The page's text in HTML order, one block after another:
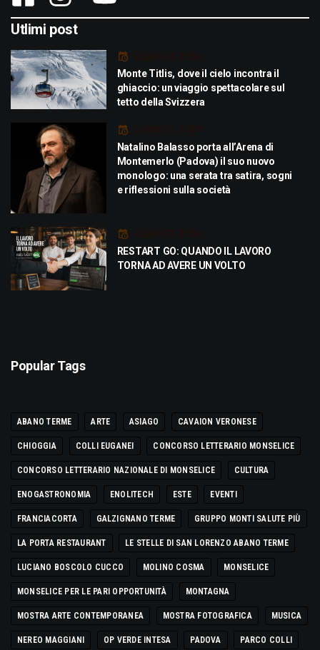
Utlimi post
Luglio 29, 2026
Monte Titlis, dove il cielo incontra il
ghiaccio: un viaggio spettacolare sul
tetto della Svizzera
Luglio 21, 2026
Natalino Balasso porta all’Arena di
Montemerlo (Padova) il suo nuovo
monologo: una serata tra satira, sogni
e riflessioni sulla società
Luglio 21, 2026
RESTART GO: QUANDO IL LAVORO
TORNA AD AVERE UN VOLTO
Popular Tags
ABANO TERME ARTE ASIAGO CAVAION VERONESE
CHIOGGIA COLLI EUGANEI CONCORSO LETTERARIO MONSELICE
CONCORSO LETTERARIO NAZIONALE DI MONSELICE CULTURA
ENOGASTRONOMIA ENOLITECH ESTE EVENTI
FRANCIACORTA GALZIGNANO TERME GRUPPO MONTI SALUTE PIÙ
LA PORTA RESTAURANT LE STELLE DI SAN LORENZO ABANO TERME
LUCIANO BOSCOLO CUCCO MOLINO COSMA MONSELICE
MONSELICE PER LE PARI OPPORTUNITÀ MONTAGNA
MOSTRA ARTE CONTEMPORANEA MOSTRA FOTOGRAFICA MUSICA
NEREO MAGGIANI OP VERDE INTESA PADOVA PARCO COLLI